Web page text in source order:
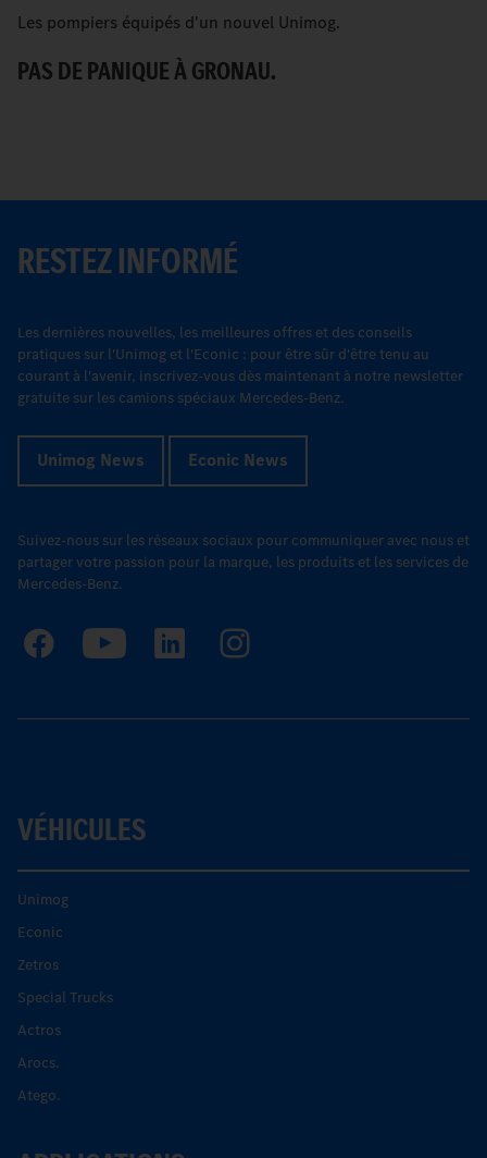
Les pompiers équipés d'un nouvel Unimog.
PAS DE PANIQUE À GRONAU.
RESTEZ INFORMÉ
Les dernières nouvelles, les meilleures offres et des conseils
pratiques sur l'Unimog et l'Econic : pour être sûr d'être tenu au
courant à l'avenir, inscrivez-vous dès maintenant à notre newsletter
gratuite sur les camions spéciaux Mercedes-Benz.
Unimog News Econic News
Suivez-nous sur les réseaux sociaux pour communiquer avec nous et
partager votre passion pour la marque, les produits et les services de
Mercedes-Benz.
VÉHICULES
Unimog
Econic
Zetros
Special Trucks
Actros
Arocs.
Atego.